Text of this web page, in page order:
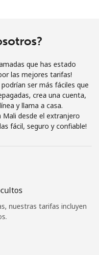
→
tu contraseña? →
que has estado
las mejores tarifas!
ser más fáciles que
crea una cuenta,
y llama a casa.
Mali desde el extranjero
fácil, seguro y confiable!
nuestras tarifas incluyen